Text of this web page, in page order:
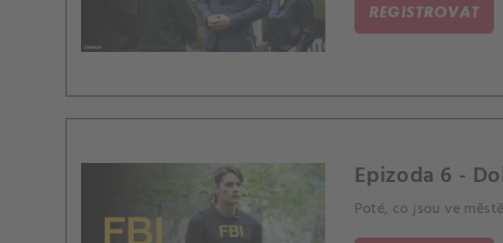
REGISTROVAT
Epizoda 6 -
Poté, co jsou ve